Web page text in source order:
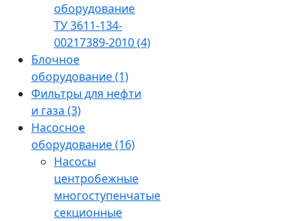
оборудование
ТУ 3611-134-
00217389-2010(4)
Блочное
оборудование(1)
Фильтры для нефти
и газа (3)
Насосное
оборудование(16)
Насосы
центробежные
многоступенчатые
секционные